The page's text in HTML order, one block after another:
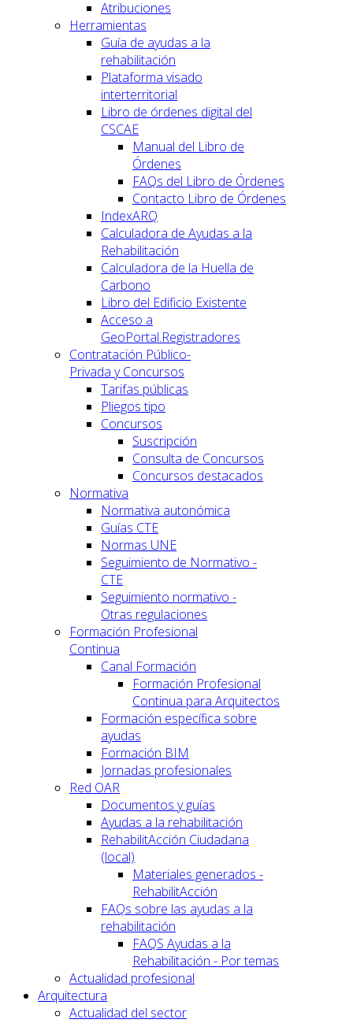
Atribuciones
Herramientas
Guía de ayudas a la
rehabilitación
Plataforma visado
interterritorial
Libro de órdenes digital del
CSCAE
Manual del Libro de
Órdenes
FAQs del Libro de Órdenes
Contacto Libro de Órdenes
IndexARQ
Calculadora de Ayudas a la
Rehabilitación
Calculadora de la Huella de
Carbono
Libro del Edificio Existente
Acceso a
GeoPortal.Registradores
Contratación Público-
Privada y Concursos
Tarifas públicas
Pliegos tipo
Concursos
Suscripción
Consulta de Concursos
Concursos destacados
Normativa
Normativa autonómica
Guías CTE
Normas UNE
Seguimiento de Normativo -
CTE
Seguimiento normativo -
Otras regulaciones
Formación Profesional
Continua
Canal Formación
Formación Profesional
Continua para Arquitectos
Formación específica sobre
ayudas
Formación BIM
Jornadas profesionales
Red OAR
Documentos y guías
Ayudas a la rehabilitación
RehabilitAcción Ciudadana
(local)
Materiales generados -
RehabilitAcción
FAQs sobre las ayudas a la
rehabilitación
FAQS Ayudas a la
Rehabilitación - Por temas
Actualidad profesional
Arquitectura
Actualidad del sector